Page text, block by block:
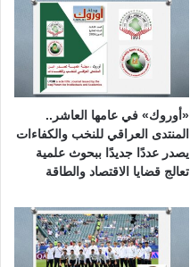
«أوروك» في عامها العاشر..
المنتدى العراقي للنخب والكفاءات
يصدر عددًا جديدًا ببحوث علمية
تعالج قضايا الاقتصاد والطاقة